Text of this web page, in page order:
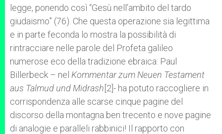
legge, ponendo così “Gesù nell’ambito del tardo
giudaismo” (76). Che questa operazione sia legittima
e in parte feconda lo mostra la possibilità di
rintracciare nelle parole del Profeta galileo
numerose eco della tradizione ebraica: Paul
Billerbeck – nel Kommentar zum Neuen Testament
aus Talmud und Midrash [2]- ha potuto raccogliere in
corrispondenza alle scarse cinque pagine del
discorso della montagna ben trecento e nove pagine
di analogie e paralleli rabbinici! Il rapporto con